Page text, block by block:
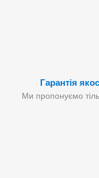
Гарантія
Ми пропонуємо